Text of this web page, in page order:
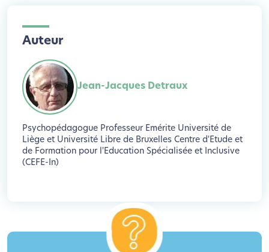
Auteur
Jean-Jacques Detraux
Psychopédagogue Professeur Emérite Université de
Liège et Université Libre de Bruxelles Centre d'Etude et
de Formation pour l'Education Spécialisée et Inclusive
(CEFE-In)